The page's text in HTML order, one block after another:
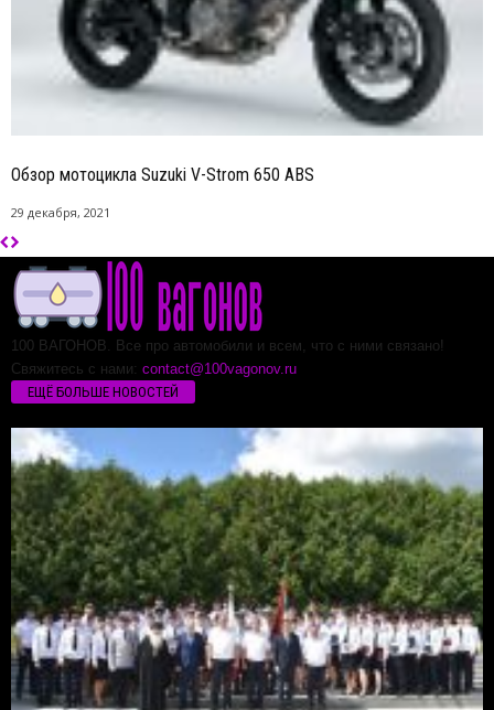
Обзор мотоцикла Suzuki V-Strom 650 ABS
29 декабря, 2021
100 ВАГОНОВ. Все про автомобили и всем, что с ними связано!
Свяжитесь с нами: contact@100vagonov.ru
ЕЩЁ БОЛЬШЕ НОВОСТЕЙ